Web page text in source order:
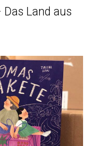
Land aus